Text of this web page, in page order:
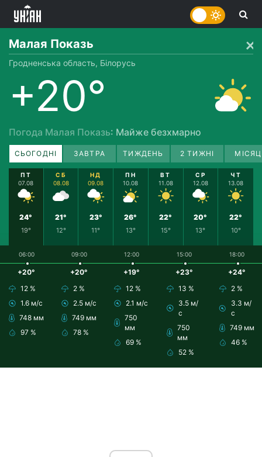
Малая Показь
Гродненська область, Білорусь
+20°
Погода Малая Показь: Майже безхмарно
СЬОГОДНІ ЗАВТРА ТИЖДЕНЬ 2 ТИЖНІ
ПТ
07.08
24°
19°
СБ
08.08
21°
12°
НД
09.08
23°
11°
ПН
10.08
26°
13°
ВТ
11.08
22°
15°
СР
12.08
20°
13°
ЧТ
13.08
22°
10°
06:00
+20°
12 %
1.6 м/с
748 мм
97 %
09:00
+20°
2 %
2.5 м/с
749 мм
78 %
12:00
+19°
12 %
2.1 м/с
750
мм
69 %
15:00
+23°
13 %
3.5 м/
с
750
мм
52 %
18:00
+24°
2 %
3.3 м/
с
749 мм
46 %